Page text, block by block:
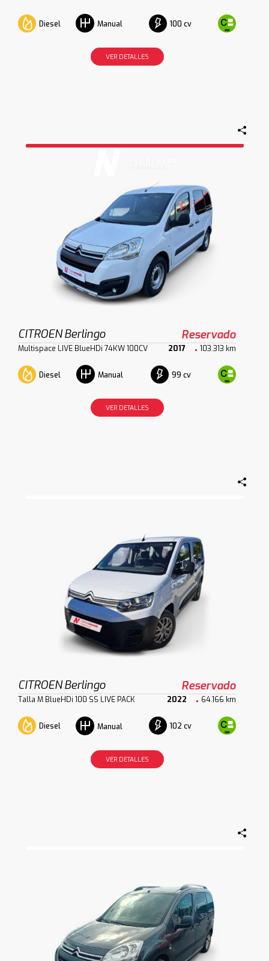
Diesel Manual 100 cv
VER DETALLES
CITROEN Berlingo Reservado
Multispace LIVE BlueHDi 74KW 100CV 2017 103.313 km
Diesel Manual 99 cv
VER DETALLES
CITROEN Berlingo Reservado
Talla M BlueHDi 100 SS LIVE PACK 2022 64.166 km
Diesel Manual 102 cv
VER DETALLES